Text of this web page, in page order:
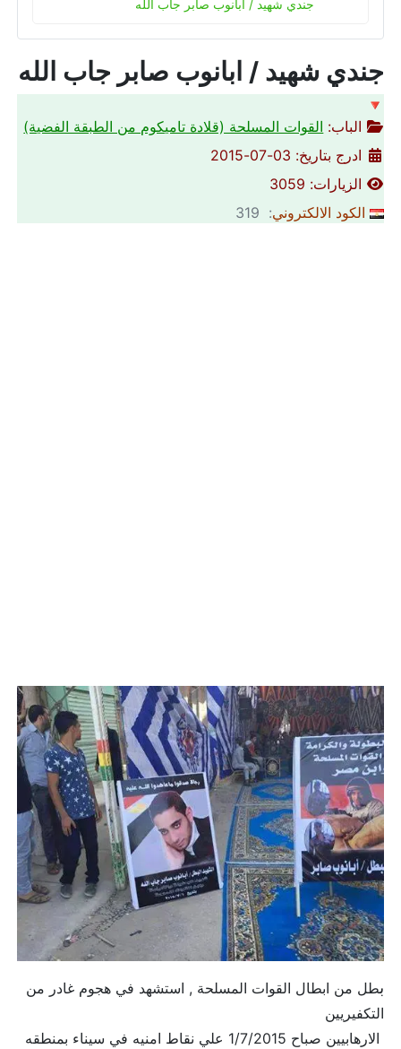
جندي شهيد / ابانوب صابر جاب الله
جندي شهيد / ابانوب صابر جاب الله
🔻
الباب: القوات المسلحة (قلادة تاميكوم من الطبقة الفضية)
ادرج بتاريخ: 03-07-2015
الزيارات: 3059
الكود الالكتروني: 319
بطل من ابطال القوات المسلحة , استشهد في هجوم غادر من
التكفيريين
الارهابيين صباح 1/7/2015 علي نقاط امنيه في سيناء بمنطقه